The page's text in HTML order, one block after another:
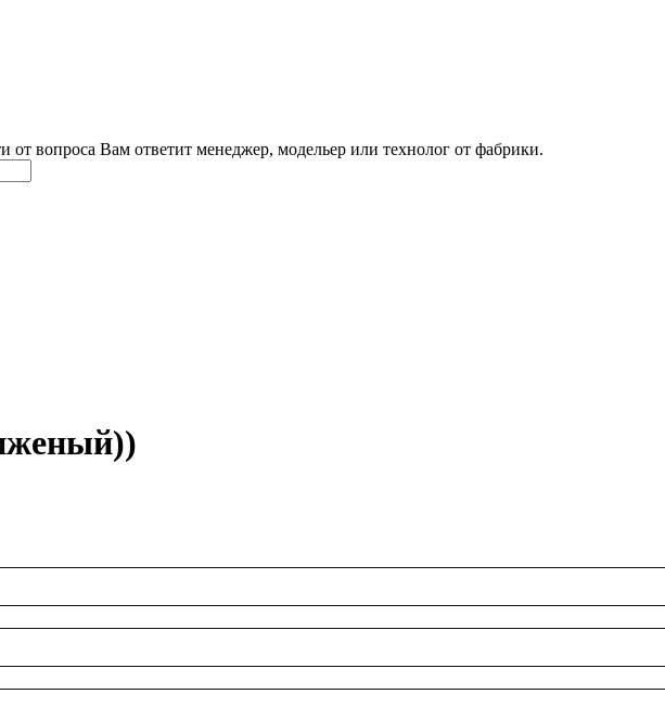
вопроса Вам ответит менеджер, модельер или технолог от фабрики.